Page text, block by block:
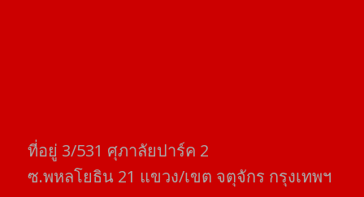
ที่อยู่​ 3/531​ ศุภาลัยปาร์ค​ 2
ซ.พหลโยธิน​ 21​ แขวง/เขต​ จตุจักร​ กรุงเทพฯ